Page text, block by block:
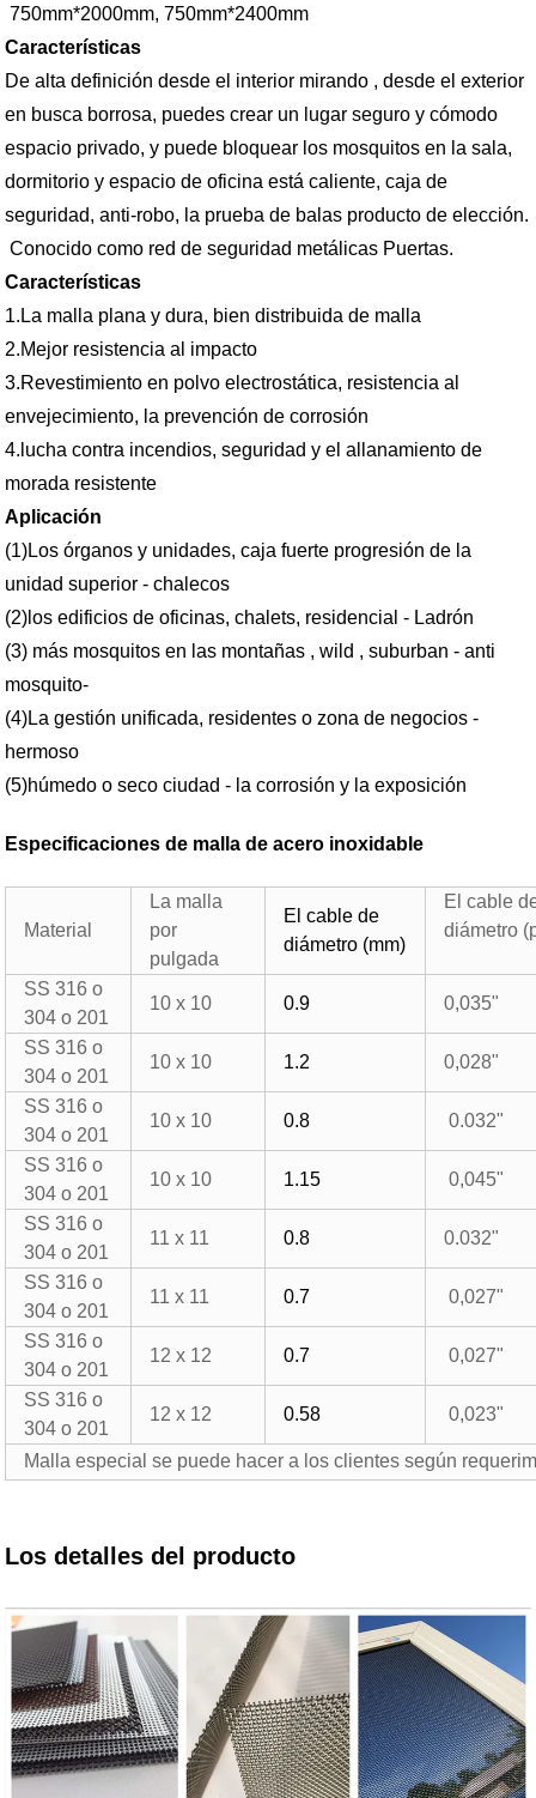
750mm*2000mm, 750mm*2400mm
Características
De alta definición desde el interior mirando , desde el exterior
en busca borrosa, puedes crear un lugar seguro y cómodo
espacio privado, y puede bloquear los mosquitos en la sala,
dormitorio y espacio de oficina está caliente, caja de
seguridad, anti-robo, la prueba de balas producto de elección.
Conocido como red de seguridad metálicas Puertas.
Características
1.La malla plana y dura, bien distribuida de malla
2.Mejor resistencia al impacto
3.Revestimiento en polvo electrostática, resistencia al
envejecimiento, la prevención de corrosión
4.lucha contra incendios, seguridad y el allanamiento de
morada resistente
Aplicación
(1)Los órganos y unidades, caja fuerte progresión de la
unidad superior - chalecos
(2)los edificios de oficinas, chalets, residencial - Ladrón
(3) más mosquitos en las montañas , wild , suburban - anti
mosquito-
(4)La gestión unificada, residentes o zona de negocios -
hermoso
(5)húmedo o seco ciudad - la corrosión y la exposición
Especificaciones de malla de acero inoxidable
Material
La malla
por
pulgada
El cable de
diámetro (mm)
El cable
diámetro
SS 316 o
304 o 201
10 x 10 0.9 0,035"
SS 316 o
304 o 201
10 x 10 1.2 0,028"
SS 316 o
304 o 201
10 x 10 0.8 0.032"
SS 316 o
304 o 201
10 x 10 1.15 0,045"
SS 316 o
304 o 201
11 x 11 0.8 0.032"
SS 316 o
304 o 201
11 x 11 0.7 0,027"
SS 316 o
304 o 201
12 x 12 0.7 0,027"
SS 316 o
304 o 201
12 x 12 0.58 0,023"
Malla especial se puede hacer a los clientes según
Los detalles del producto